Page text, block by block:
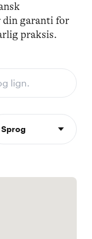
din garanti for
praksis.
Sprog